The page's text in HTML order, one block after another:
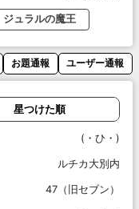
ジュラルの魔王
お題通報 ユーザー通報
星つけた順
(・ひ・)
ルチカ大別内
47（旧セブン）